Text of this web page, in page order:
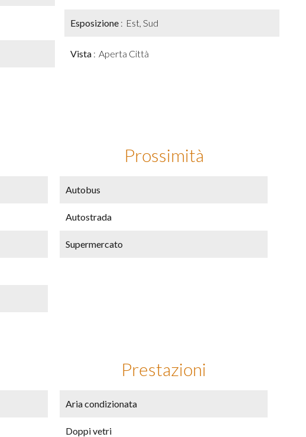
Esposizione Est, Sud
Vista Aperta Città
Prossimità
Autobus
Autostrada
Supermercato
Prestazioni
Aria condizionata
Doppi vetri